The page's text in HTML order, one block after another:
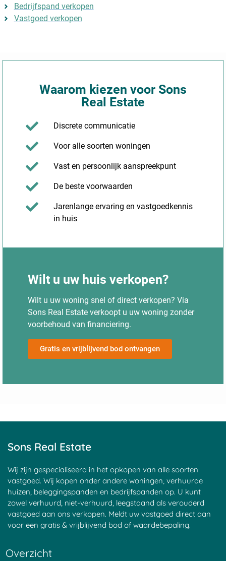
Bedrijfspand verkopen
Vastgoed verkopen
Waarom kiezen voor Sons
Real Estate
Discrete communicatie
Voor alle soorten woningen
Vast en persoonlijk aanspreekpunt
De beste voorwaarden
Jarenlange ervaring en vastgoedkennis
in huis
Wilt u uw huis verkopen?
Wilt u uw woning snel of direct verkopen? Via
Sons Real Estate verkoopt u uw woning zonder
voorbehoud van financiering.
Gratis en vrijblijvend bod ontvangen
Sons Real Estate
Wij zijn gespecialiseerd in het opkopen van alle soorten
vastgoed. Wij kopen onder andere woningen, verhuurde
huizen, beleggingspanden en bedrijfspanden op. U kunt
zowel verhuurd, niet-verhuurd, leegstaand als verouderd
vastgoed aan ons verkopen. Meldt uw vastgoed direct aan
voor een gratis & vrijblijvend bod of waardebepaling.
Overzicht